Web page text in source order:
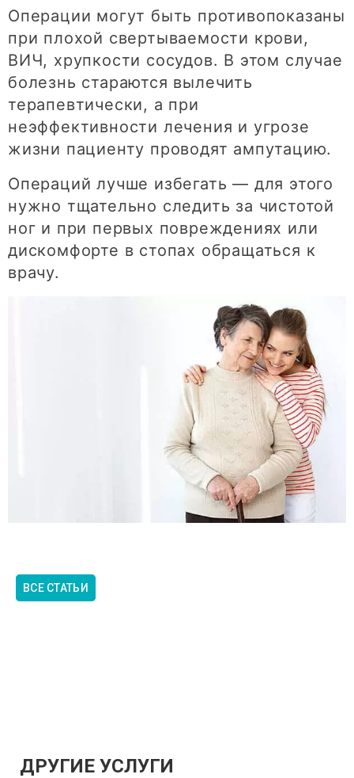
Операции могут быть противопоказаны
при плохой свертываемости крови,
ВИЧ, хрупкости сосудов. В этом случае
болезнь стараются вылечить
терапевтически, а при
неэффективности лечения и угрозе
жизни пациенту проводят ампутацию.
Операций лучше избегать — для этого
нужно тщательно следить за чистотой
ног и при первых повреждениях или
дискомфорте в стопах обращаться к
врачу.
ВСЕ СТАТЬИ
ДРУГИЕ УСЛУГИ